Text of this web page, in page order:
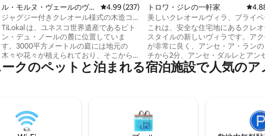
ル・モルヌ・ヴェールのヴィ
ラ
レビュー237件、5つ星中4.99つ星の平均評価
4.99 (237)
ジャグジー付きクレオール様式の木造コ
テージ 4名様用 - TiLokal
TiLokal は、ユネスコ世界遺産であるピト
ン・デュ・ノールの麓に位置していま
す。3000平方メートルの庭には地元の
木々や花々が植えられており、そこから
ココ川へとアクセスできます。熱帯雨林
の真ん中にいます。ここでは、木造建
せん。ハイキング、キャニオニング、セ
ーリング、ダイビング、マッサージな
ど、環境に配慮した観光活動を楽しむの
トロワ・ジレの一軒家 レビ
美しいクレオールヴィラ、プライベ
プール、ジャグジー
これは、安全な住宅地にあるクレ
スタイルの新しいヴィラです。アク
が非常に良く、アンセ・ア・ラン
チから2分、アンセ・ダルレとアン
タンのビーチから15分です。2分の
は、ショップ（スーパーマーケッ
を過ごすのに理想的なヴィラです。
オールの精神を保ちつつ、居心地の
モダンな雰囲気に整えられ、多くの
クのペットと泊まれる宿泊施設で人気の